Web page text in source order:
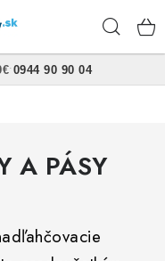
• 0944 90 90 04
A PÁSY